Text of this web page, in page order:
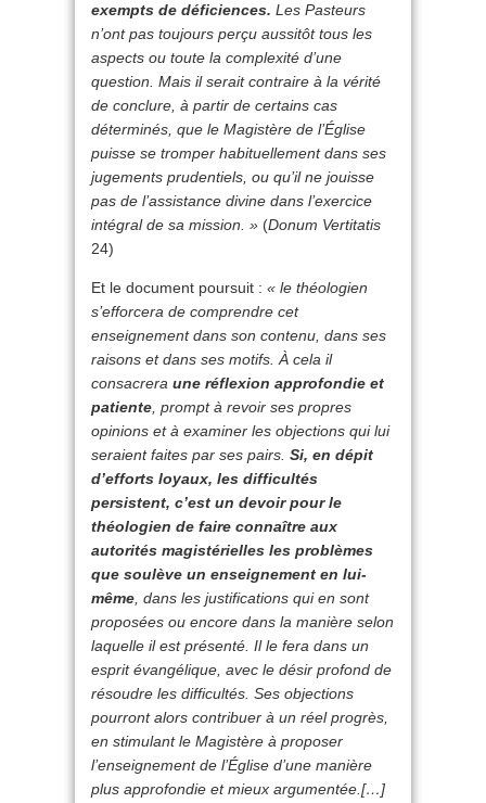
exempts de déficiences. Les Pasteurs
n’ont pas toujours perçu aussitôt tous les
aspects ou toute la complexité d’une
question. Mais il serait contraire à la vérité
de conclure, à partir de certains cas
déterminés, que le Magistère de l’Église
puisse se tromper habituellement dans ses
jugements prudentiels, ou qu’il ne jouisse
pas de l’assistance divine dans l’exercice
intégral de sa mission. » (Donum Vertitatis
24)
Et le document poursuit : « le théologien
s’efforcera de comprendre cet
enseignement dans son contenu, dans ses
raisons et dans ses motifs. À cela il
consacrera une réflexion approfondie et
patiente, prompt à revoir ses propres
opinions et à examiner les objections qui lui
seraient faites par ses pairs. Si, en dépit
d’efforts loyaux, les difficultés
persistent, c’est un devoir pour le
théologien de faire connaître aux
autorités magistérielles les problèmes
que soulève un enseignement en lui-
même, dans les justifications qui en sont
proposées ou encore dans la manière selon
laquelle il est présenté. Il le fera dans un
esprit évangélique, avec le désir profond de
résoudre les difficultés. Ses objections
pourront alors contribuer à un réel progrès,
en stimulant le Magistère à proposer
l’enseignement de l’Église d’une manière
plus approfondie et mieux argumentée.[…]